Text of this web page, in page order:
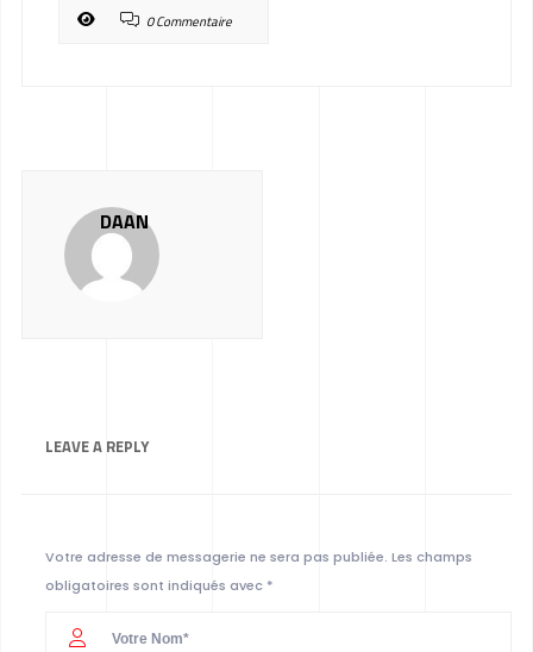
0 Commentaire
DAAN
LEAVE A REPLY
Votre adresse de messagerie ne sera pas publiée. Les champs
obligatoires sont indiqués avec *